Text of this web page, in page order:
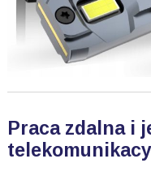
Praca zdalna i